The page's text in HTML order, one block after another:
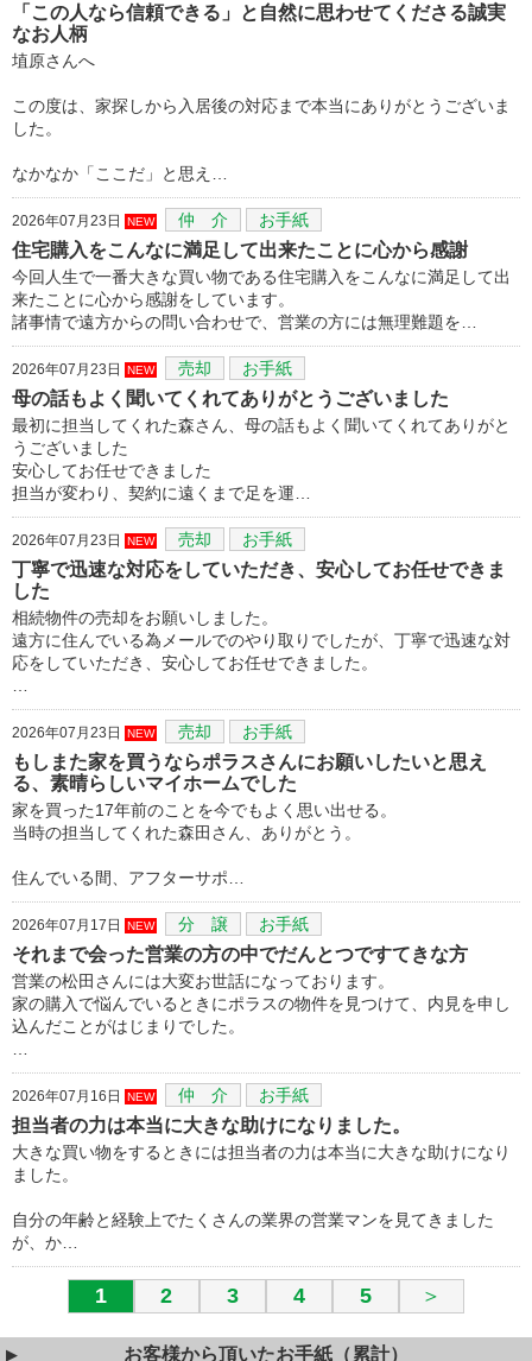
「この人なら信頼できる」と自然に思わせてくださる誠実
なお人柄
埴原さんへ
この度は、家探しから入居後の対応まで本当にありがとうございま
した。
なかなか「ここだ」と思え…
2026年07月23日 NEW 仲 介 お手紙
住宅購入をこんなに満足して出来たことに心から感謝
今回人生で一番大きな買い物である住宅購入をこんなに満足して出
来たことに心から感謝をしています。
諸事情で遠方からの問い合わせで、営業の方には無理難題を…
2026年07月23日 NEW 売却 お手紙
母の話もよく聞いてくれてありがとうございました
最初に担当してくれた森さん、母の話もよく聞いてくれてありがと
うございました
安心してお任せできました
担当が変わり、契約に遠くまで足を運…
2026年07月23日 NEW 売却 お手紙
丁寧で迅速な対応をしていただき、安心してお任せできま
した
相続物件の売却をお願いしました。
遠方に住んでいる為メールでのやり取りでしたが、丁寧で迅速な対
応をしていただき、安心してお任せできました。
2026年07月23日 NEW 売却 お手紙
もしまた家を買うならポラスさんにお願いしたいと思え
る、素晴らしいマイホームでした
家を買った17年前のことを今でもよく思い出せる。
当時の担当してくれた森田さん、ありがとう。
住んでいる間、アフターサポ…
2026年07月17日 NEW 分 譲 お手紙
それまで会った営業の方の中でだんとつですてきな方
営業の松田さんには大変お世話になっております。
家の購入で悩んでいるときにポラスの物件を見つけて、内見を申し
込んだことがはじまりでした。
2026年07月16日 NEW 仲 介 お手紙
担当者の力は本当に大きな助けになりました。
大きな買い物をするときには担当者の力は本当に大きな助けになり
ました。
自分の年齢と経験上でたくさんの業界の営業マンを見てきました
が、か…
1 2 3 4 5 ＞
お客様から頂いたお手紙（累計）